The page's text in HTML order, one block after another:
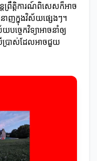
តែព្រឹត្តិការណ៍ពិសេសក៏អាច
ាញក្នុងវិស័យផ្សេងៗ។
ច្ចេកវិទ្យាអាចនាំឲ្យ
រើប្រាស់ដែលអាចជួយ